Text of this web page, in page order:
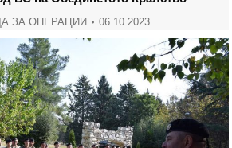
ЗА ОПЕРАЦИИ 06.10.2023